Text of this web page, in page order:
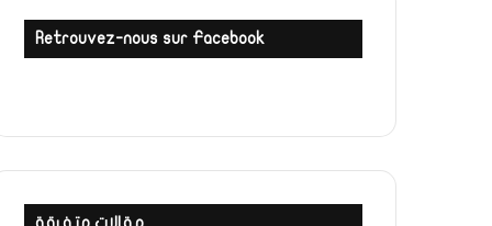
Retrouvez-nous sur Facebook